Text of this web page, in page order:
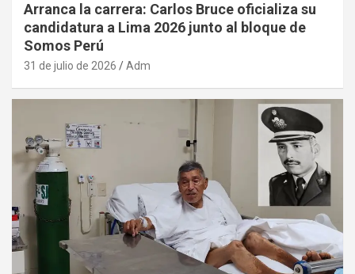
Arranca la carrera: Carlos Bruce oficializa su
candidatura a Lima 2026 junto al bloque de
Somos Perú
31 de julio de 2026 Adm